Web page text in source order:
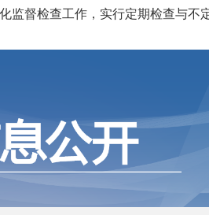
监督检查工作，实行定期检查与不